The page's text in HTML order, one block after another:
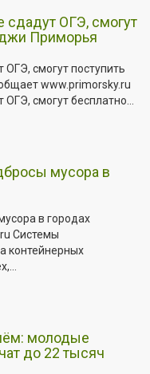
сдадут ОГЭ, смогут
Приморья
ОГЭ, смогут поступить
www.primorsky.ru
смогут бесплатно...
мусора в
в городах
Системы
контейнерных
молодые
до 22 тысяч